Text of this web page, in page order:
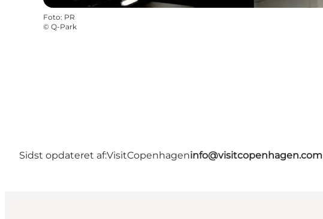
Foto: PR
© Q-Park
Sidst opdateret af:VisitCopenhageninfo@visitcopenhagen.com